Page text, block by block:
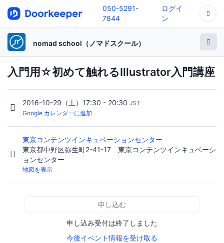
050-5291-
7844
ログイ
ン
nomad school（ノマドスクール）
入門用☆初めて触れるIllustrator入門講座
2016-10-29（土）17:30 - 20:30 JST
Google カレンダーに追加
東京コンテンツインキュベーションセンター
東京都中野区弥生町2-41-17 東京コンテンツインキュベーシ
ョンセンター
地図を表示
申し込む
申し込み受付は終了しました
今後イベント情報を受け取る